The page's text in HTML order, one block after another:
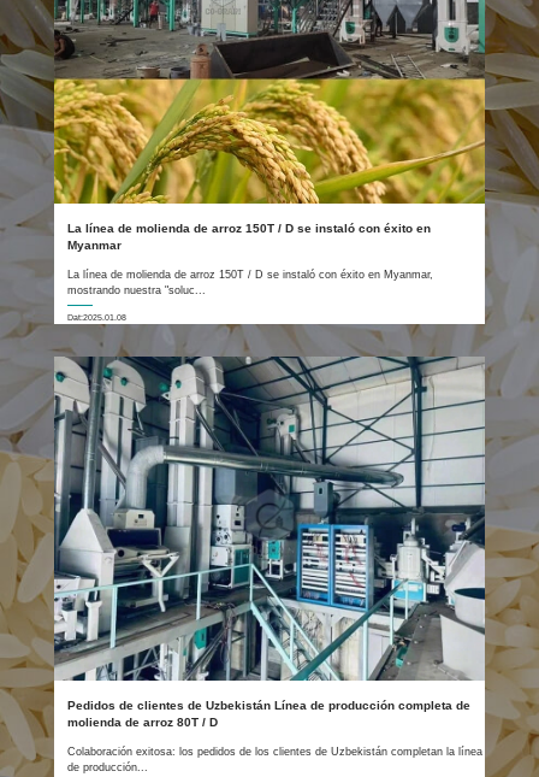
La línea de molienda de arroz 150T / D se instaló con éxito en
Myanmar
La línea de molienda de arroz 150T / D se instaló con éxito en Myanmar,
mostrando nuestra "soluc...
Dat:2025.01.08
Pedidos de clientes de Uzbekistán Línea de producción completa de
molienda de arroz 80T / D
Colaboración exitosa: los pedidos de los clientes de Uzbekistán completan la línea
de producción...